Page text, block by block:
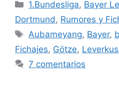
Categorías
1.Bundesliga, Bayer
Dortmund , Rumores y
Etiquetas
Aubameyang, Bayer,
Fichajes, Götze,
7 comentarios